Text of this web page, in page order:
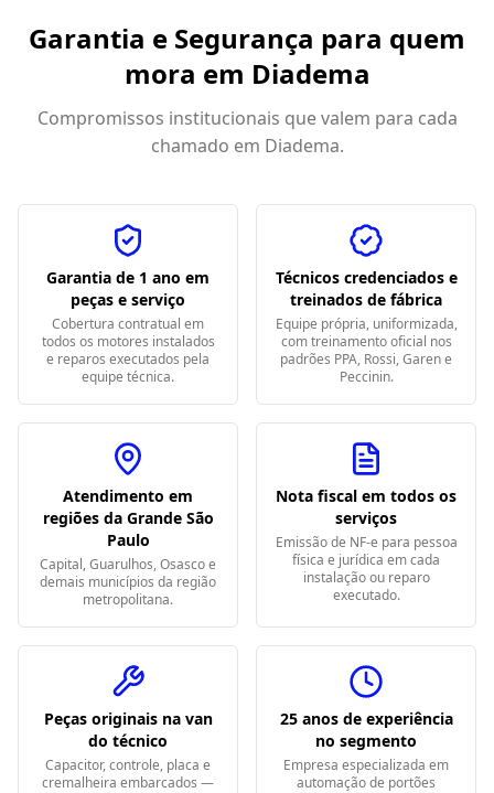
Garantia e Segurança para quem
mora em Diadema
Compromissos institucionais que valem para cada
chamado em Diadema.
Garantia de 1 ano em
peças e serviço
Cobertura contratual em
todos os motores instalados
e reparos executados pela
equipe técnica.
Técnicos credenciados e
treinados de fábrica
Equipe própria, uniformizada,
com treinamento oficial nos
padrões PPA, Rossi, Garen e
Peccinin.
Atendimento em
regiões da Grande São
Paulo
Capital, Guarulhos, Osasco e
demais municípios da região
metropolitana.
Nota fiscal em todos os
serviços
Emissão de NF-e para pessoa
física e jurídica em cada
instalação ou reparo
executado.
Peças originais na van
do técnico
Capacitor, controle, placa e
cremalheira embarcados —
25 anos de experiência
no segmento
Empresa especializada em
automação de portões